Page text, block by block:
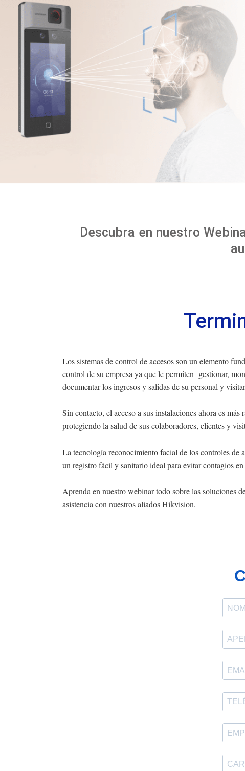
Descubra en nuestro
Los sistemas de control de accesos son un elemento
control de su empresa ya que le permiten gestionar,
documentar los ingresos y salidas de su personal y
Sin contacto, el acceso a sus instalaciones ahora es
protegiendo la salud de sus colaboradores, clientes y
La tecnología reconocimiento facial de los controles de
un registro fácil y sanitario ideal para evitar contagios
Aprenda en nuestro webinar todo sobre las soluciones
asistencia con nuestros aliados Hikvision.